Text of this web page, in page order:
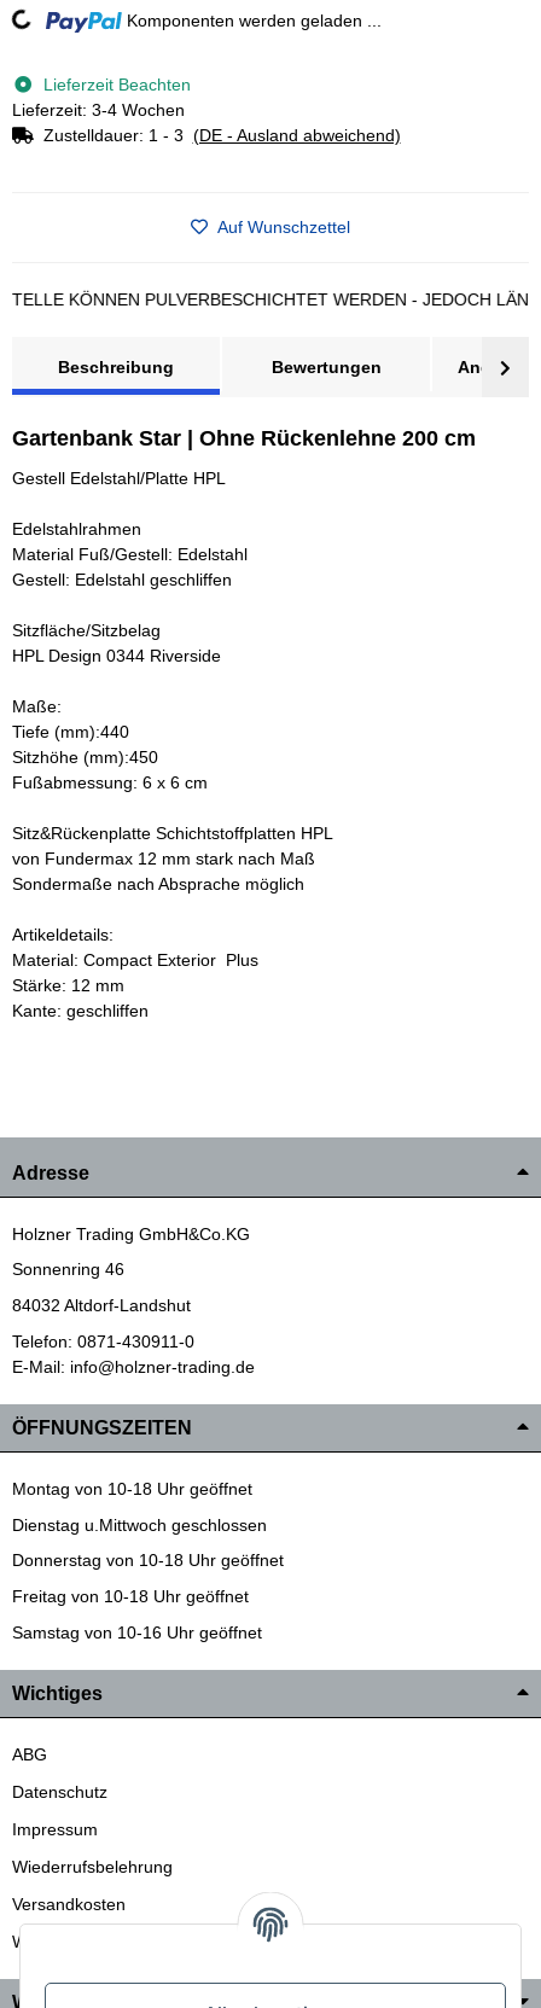
Komponenten werden geladen ...
Lieferzeit Beachten
Lieferzeit: 3-4 Wochen
Zustelldauer: 1 - 3 (DE - Ausland abweichend)
Auf Wunschzettel
KÖNNEN PULVERBESCHICHTET WERDEN - JEDOCH LÄNGERE
Beschreibung Bewertungen Angebot
Gartenbank Star | Ohne Rückenlehne 200 cm
Gestell Edelstahl/Platte HPL
Edelstahlrahmen
Material Fuß/Gestell: Edelstahl
Gestell: Edelstahl geschliffen
Sitzfläche/Sitzbelag
HPL Design 0344 Riverside
Maße:
Tiefe (mm):440
Sitzhöhe (mm):450
Fußabmessung: 6 x 6 cm
Sitz&Rückenplatte Schichtstoffplatten HPL
von Fundermax 12 mm stark nach Maß
Sondermaße nach Absprache möglich
Artikeldetails:
Material: Compact Exterior Plus
Stärke: 12 mm
Kante: geschliffen
Adresse
Holzner Trading GmbH&Co.KG
Sonnenring 46
84032 Altdorf-Landshut
Telefon: 0871-430911-0
E-Mail: info@holzner-trading.de
ÖFFNUNGSZEITEN
Montag von 10-18 Uhr geöffnet
Dienstag u.Mittwoch geschlossen
Donnerstag von 10-18 Uhr geöffnet
Freitag von 10-18 Uhr geöffnet
Samstag von 10-16 Uhr geöffnet
Wichtiges
ABG
Datenschutz
Impressum
Wiederrufsbelehrung
Versandkosten
Wir liefern auch in die Schweiz
Wo Sie uns finden